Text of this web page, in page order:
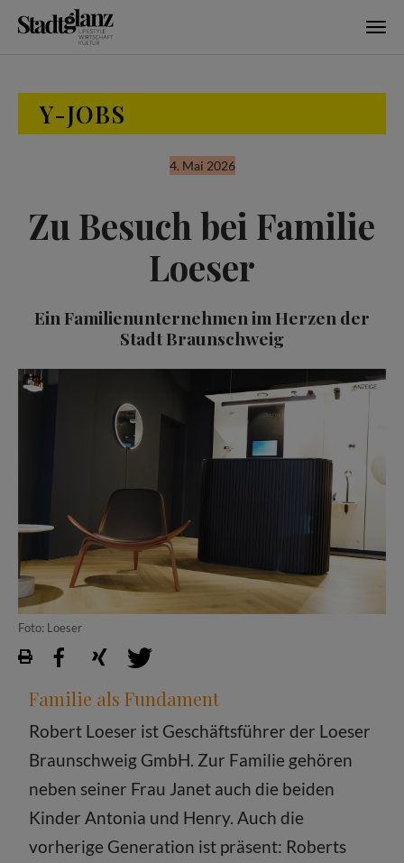
Y-JOBS
4. Mai 2026
Zu Besuch bei Familie
Loeser
Ein Familienunternehmen im Herzen der
Stadt Braunschweig
Foto: Loeser
Familie als Fundament
Robert Loeser ist Geschäftsführer der Loeser
Braunschweig GmbH. Zur Familie gehören
neben seiner Frau Janet auch die beiden
Kinder Antonia und Henry. Auch die
vorherige Generation ist präsent: Roberts